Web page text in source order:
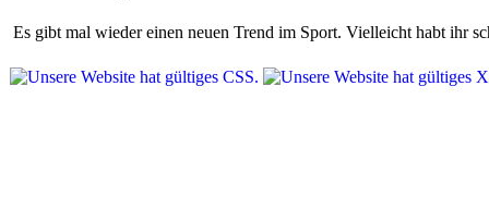
Es gibt mal wieder einen neuen Trend im Sport. Vielleicht habt ihr